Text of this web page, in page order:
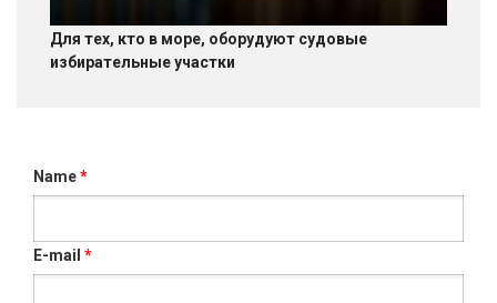
Для тех, кто в море, оборудуют судовые
избирательные участки
Name*
E-mail *